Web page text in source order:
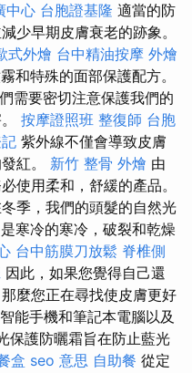
中心 台胞證基隆 適當的防
少早期皮膚衰老的跡象。
式外燴 台中精油按摩 外燴
和特殊的面部保護配方。
需要密切注意保護我們的
按摩證照班 整復師 台胞
紫外線不僅會導致皮膚
紅。 新竹 整骨 外燴 由
使用柔和，舒緩的產品。
季，我們的頭髮的自然光
是寒冷的寒冷，破裂和乾燥
台中筋膜刀放鬆 脊椎側
因此，如果您覺得自己還
麼您正在尋找使皮膚更好
能手機和筆記本電腦以及
保護防曬霜旨在防止藍光
盒 seo 意思 自助餐 從定